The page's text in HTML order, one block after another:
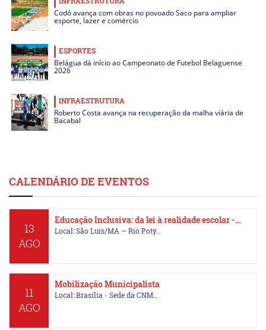
Codó avança com obras no povoado Saco para ampliar
esporte, lazer e comércio
ESPORTES
Belágua dá início ao Campeonato de Futebol Belaguense
2026
INFRAESTRUTURA
Roberto Costa avança na recuperação da malha viária de
Bacabal
CALENDÁRIO DE EVENTOS
13
AGO
Educação Inclusiva: da lei à realidade escolar -…
Local: São Luís/MA — Rio Poty…
11
AGO
Mobilização Municipalista
Local: Brasília - Sede da CNM…